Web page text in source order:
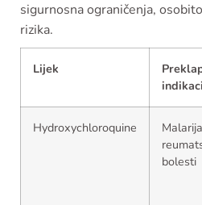
sigurnosna ograničenja,
rizika.
Lijek
Hydroxychloroquine
bolesti